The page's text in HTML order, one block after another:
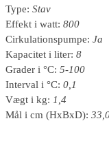
Type: Stav
Effekt i watt: 800
Cirkulationspumpe: Ja
Kapacitet i liter: 8
Grader i °C: 5-100
Interval i °C: 0,1
Vægt i kg: 1,4
Mål i cm (HxBxD):